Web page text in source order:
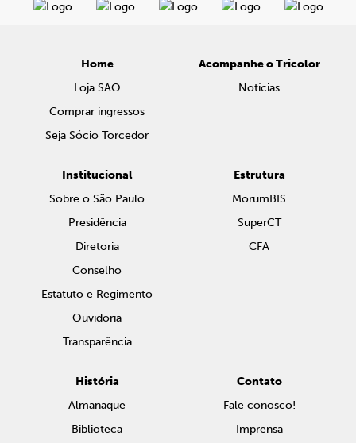
Home
Loja SAO
Comprar ingressos
Seja Sócio Torcedor
Acompanhe o Tricolor
Notícias
Institucional
Sobre o São Paulo
Presidência
Diretoria
Conselho
Estatuto e Regimento
Ouvidoria
Transparência
Estrutura
MorumBIS
SuperCT
CFA
História
Almanaque
Biblioteca
Contato
Fale conosco!
Imprensa